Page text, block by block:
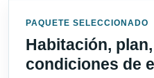
PAQUETE SELECCIONADO
Habitación,
condiciones de